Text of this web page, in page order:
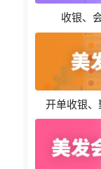
收银、
开单收银